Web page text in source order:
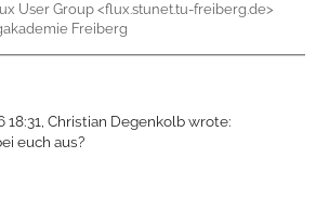
User Group <flux.stunet.tu-freiberg.de>
Freiberg
18:31, Christian Degenkolb wrote:
euch aus?